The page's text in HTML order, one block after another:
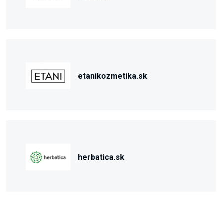
etanikozmetika.sk
herbatica.sk